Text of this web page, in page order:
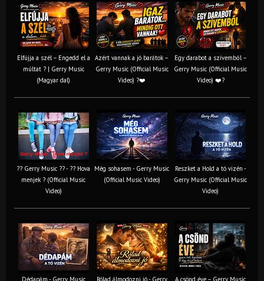
Elfújja a szél – Engedd el a
múltat ? | Gerry Music
(Magyar dal)
Azért vannak a jó barátok –
Gerry Music (Official Music
Video) ?❤️
Egy darabot a szívemből –
Gerry Music (Official Music
Video) ❤️?
?? Gerry Music ?? - ?? Hova
menjek ? (Official Music
Video)
Még sohasem - Gerry Music
(Official Music Video)
Reszket a Hold a tó vizén -
Gerry Music (Official Music
Video)
Dédapám - Gerry Music
Rólad álmodozni jó - Gerry
A csönd éve – Gerry Music